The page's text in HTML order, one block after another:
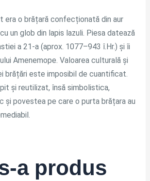
era o brățară confecționată din aur
un glob din lapis lazuli. Piesa datează
a 21-a (aprox. 1077–943 î.Hr.) și îi
Amenemope. Valoarea culturală și
brățări este imposibil de cuantificat.
și reutilizat, însă simbolistica,
și povestea pe care o purta brățara au
a produs